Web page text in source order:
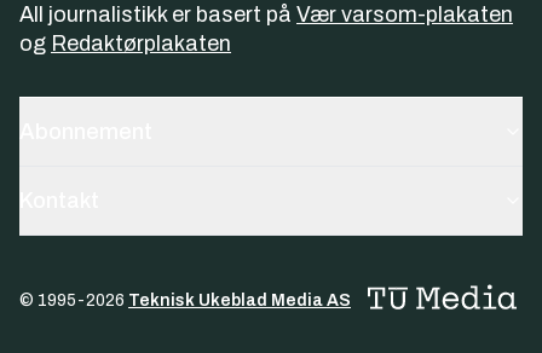
All journalistikk er basert på Vær varsom-plakaten
og Redaktørplakaten
© 1995-2026 Teknisk Ukeblad Media AS